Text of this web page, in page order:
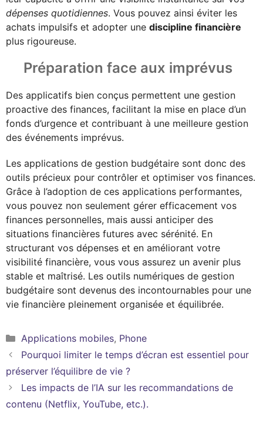
dépenses quotidiennes. Vous pouvez ainsi éviter les
achats impulsifs et adopter une discipline financière
plus rigoureuse.
Préparation face aux imprévus
Des applicatifs bien conçus permettent une gestion
proactive des finances, facilitant la mise en place d’un
fonds d’urgence et contribuant à une meilleure gestion
des événements imprévus.
Les applications de gestion budgétaire sont donc des
outils précieux pour contrôler et optimiser vos finances.
Grâce à l’adoption de ces applications performantes,
vous pouvez non seulement gérer efficacement vos
finances personnelles, mais aussi anticiper des
situations financières futures avec sérénité. En
structurant vos dépenses et en améliorant votre
visibilité financière, vous vous assurez un avenir plus
stable et maîtrisé. Les outils numériques de gestion
budgétaire sont devenus des incontournables pour une
vie financière pleinement organisée et équilibrée.
Catégories
Applications mobiles, Phone
Pourquoi limiter le temps d’écran est essentiel pour
préserver l’équilibre de vie ?
Les impacts de l’IA sur les recommandations de
contenu (Netflix, YouTube, etc.).